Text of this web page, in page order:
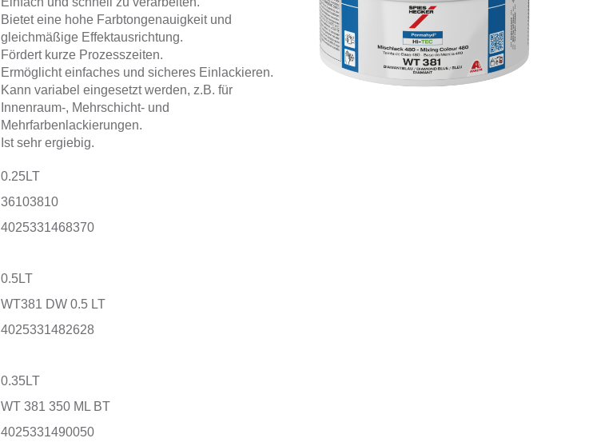
Bietet eine hohe Farbtongenauigkeit und
gleichmäßige Effektausrichtung.
Fördert kurze Prozesszeiten.
Ermöglicht einfaches und sicheres Einlackieren.
Kann variabel eingesetzt werden, z.B. für
Innenraum-, Mehrschicht- und
Mehrfarbenlackierungen.
Ist sehr ergiebig.
0.25LT
36103810
4025331468370
0.5LT
WT381 DW 0.5 LT
4025331482628
0.35LT
WT 381 350 ML BT
4025331490050